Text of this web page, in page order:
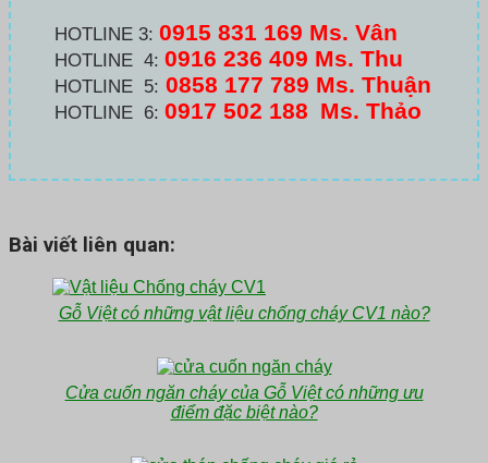
HOTLINE 3: 0915 831 169 Ms. Vân
HOTLINE 4: 0916 236 409 Ms. Thu
HOTLINE 5: 0858 177 789 Ms. Thuận
HOTLINE 6: 0917 502 188 Ms. Thảo
Bài viết liên quan:
Gỗ Việt có những vật liệu chống cháy CV1 nào?
Cửa cuốn ngăn cháy của Gỗ Việt có những ưu
điểm đặc biệt nào?